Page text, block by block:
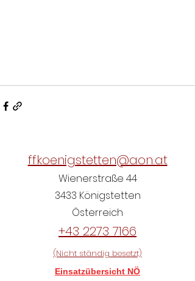
ffkoenigstetten@aon.at
Wienerstraße 44
3433 Königstetten
Österreich
+43 2273 7166
(Nicht ständig besetzt)
Einsatzübersicht NÖ